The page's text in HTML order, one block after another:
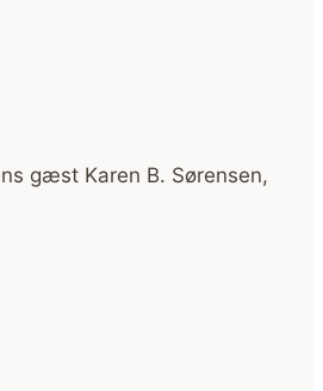
gæst Karen B. Sørensen,